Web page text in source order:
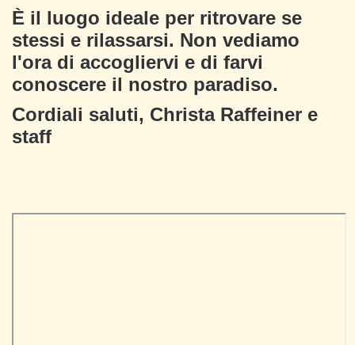
È il luogo ideale per ritrovare se
stessi e rilassarsi. Non vediamo
l'ora di accogliervi e di farvi
conoscere il nostro paradiso.
Cordiali saluti, Christa Raffeiner e
staff